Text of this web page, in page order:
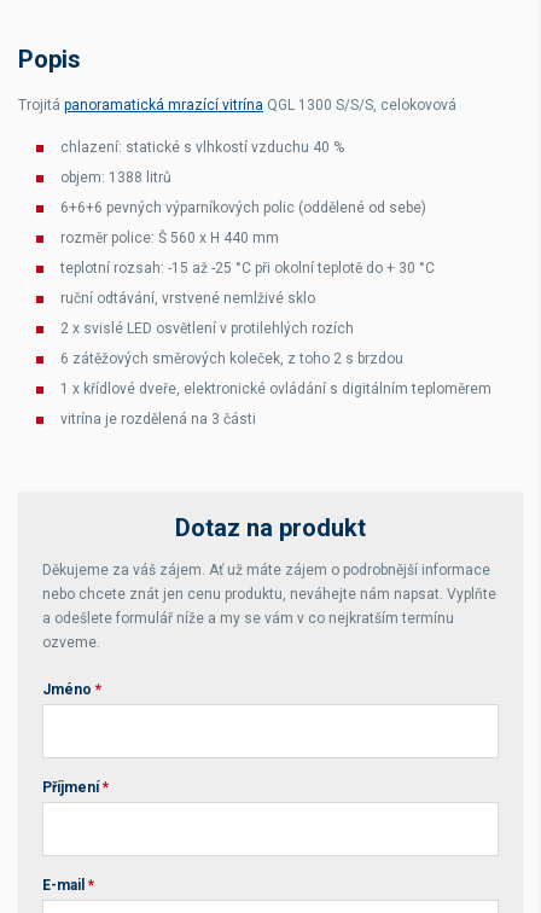
Popis
Trojitá panoramatická mrazící vitrína QGL 1300 S/S/S, celokovová
chlazení: statické s vlhkostí vzduchu 40 %
objem: 1388 litrů
6+6+6 pevných výparníkových polic (oddělené od sebe)
rozměr police: Š 560 x H 440 mm
teplotní rozsah: -15 až -25 °C při okolní teplotě do + 30 °C
ruční odtávání, vrstvené nemlživé sklo
2 x svislé LED osvětlení v protilehlých rozích
6 zátěžových směrových koleček, z toho 2 s brzdou
1 x křídlové dveře, elektronické ovládání s digitálním teploměrem
vitrína je rozdělená na 3 části
Dotaz na produkt
Děkujeme za váš zájem. Ať už máte zájem o podrobnější informace
nebo chcete znát jen cenu produktu, neváhejte nám napsat. Vyplňte
a odešlete formulář níže a my se vám v co nejkratším termínu
ozveme.
Jméno *
Příjmení *
E-mail *